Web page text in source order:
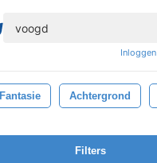
Inloggen
Fantasie Achtergrond
Filters